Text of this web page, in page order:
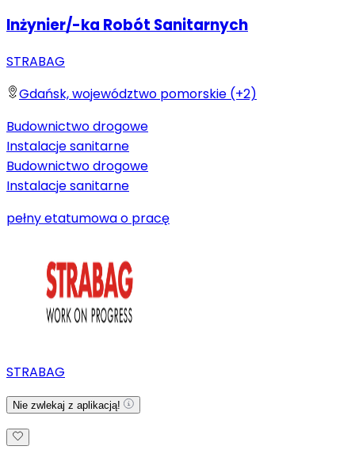
Inżynier/-ka Robót Sanitarnych
STRABAG
Gdańsk, województwo pomorskie (+2)
Budownictwo drogowe
Instalacje sanitarne
Budownictwo drogowe
Instalacje sanitarne
pełny etatumowa o pracę
STRABAG
Nie zwlekaj z aplikacją!